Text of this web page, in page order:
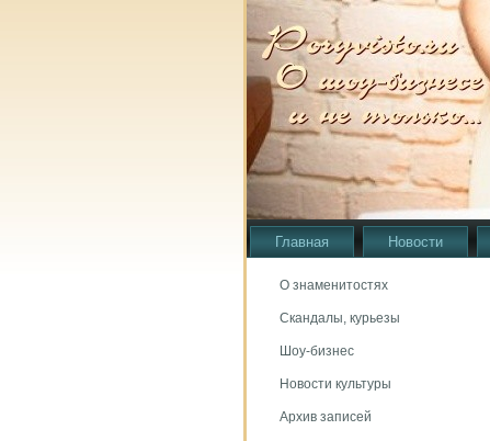
Главная Новости
О знаменитостях
Скандалы, курьезы
Шоу-бизнес
Новости культуры
Архив записей